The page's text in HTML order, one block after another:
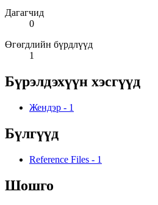
Дагагчид
0
Өгөгдлийн бүрдлүүд
1
Бүрэлдэхүүн хэсгүүд
Жендэр - 1
Бүлгүүд
Reference Files - 1
Шошго